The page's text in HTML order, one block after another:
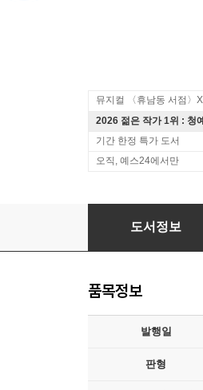
2026 젊은 작가 1위 : 청예
기간 한정 특가 도서
오직, 예스24에서만
장국영이 죽었다고?
도서정보
품목정보
발행일
판형